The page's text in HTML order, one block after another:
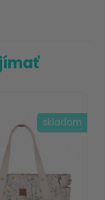
skladom